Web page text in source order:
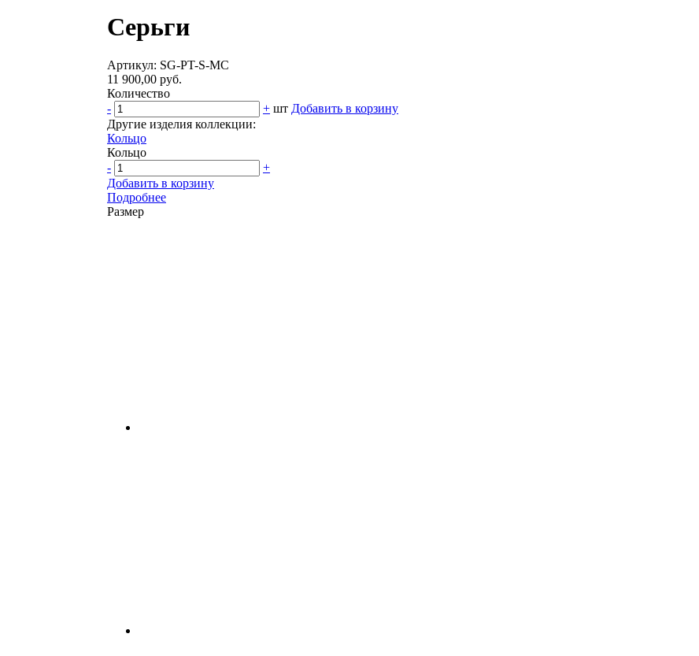
Серьги
Артикул: SG-PT-S-MC
11 900,00 руб.
Количество
-
+ шт Добавить в корзину
Другие изделия коллекции:
Кольцо
Кольцо
-
+
Добавить в корзину
Подробнее
Размер